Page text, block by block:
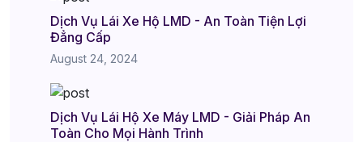
Dịch Vụ Lái Xe Hộ LMD - An Toàn Tiện Lợi
Đẳng Cấp
August 24, 2024
Dịch Vụ Lái Hộ Xe Máy LMD - Giải Pháp An
Toàn Cho Mọi Hành Trình